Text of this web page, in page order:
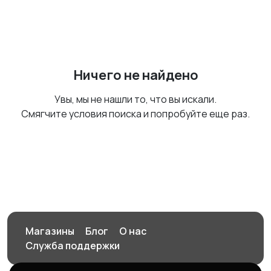
Ничего не найдено
Увы, мы не нашли то, что вы искали.
Смягчите условия поиска и попробуйте еще раз.
Магазины Блог
О нас
Служба поддержки